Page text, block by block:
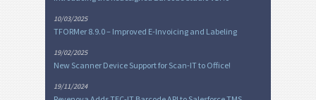
10/03/2025
TFORMer 8.9.0 – Improved E-Invoicing and Labeling
19/02/2025
New Scanner Device Support for Scan-IT to Office!
19/11/2024